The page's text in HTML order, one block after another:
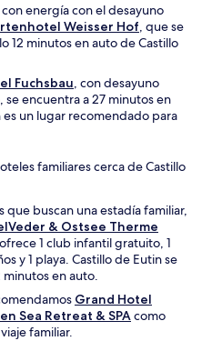
energía con el desayuno
Weisser Hof, que se
12 minutos en auto de Castillo
Fuchsbau, con desayuno
encuentra a 27 minutos en
un lugar recomendado para
familiares cerca de Castillo
que buscan una estadía familiar,
& Ostsee Therme
ofrece 1 club infantil gratuito, 1
y 1 playa. Castillo de Eutin se
en auto.
Grand Hotel
Sea Retreat & SPAcomo
familiar.